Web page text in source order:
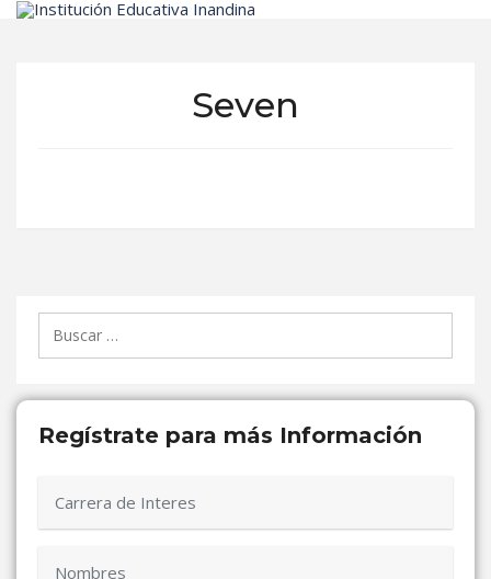
Inicio
Seven
Buscar:
Regístrate para más Información